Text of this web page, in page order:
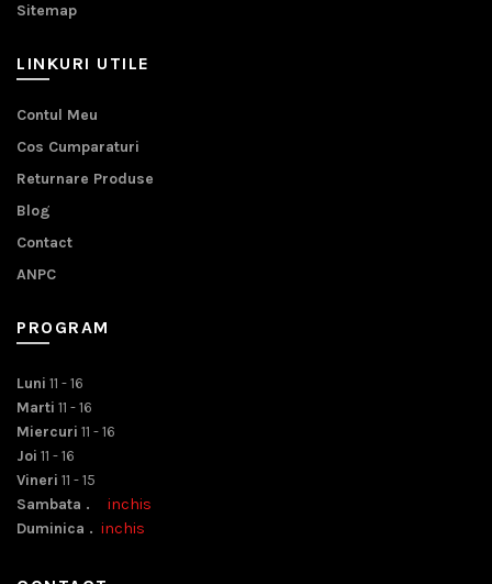
Sitemap
LINKURI UTILE
Contul Meu
Cos Cumparaturi
Returnare Produse
Blog
Contact
ANPC
PROGRAM
Luni 11 - 16
Marti 11 - 16
Miercuri 11 - 16
Joi 11 - 16
Vineri 11 - 15
Sambata . inchis
Duminica . inchis